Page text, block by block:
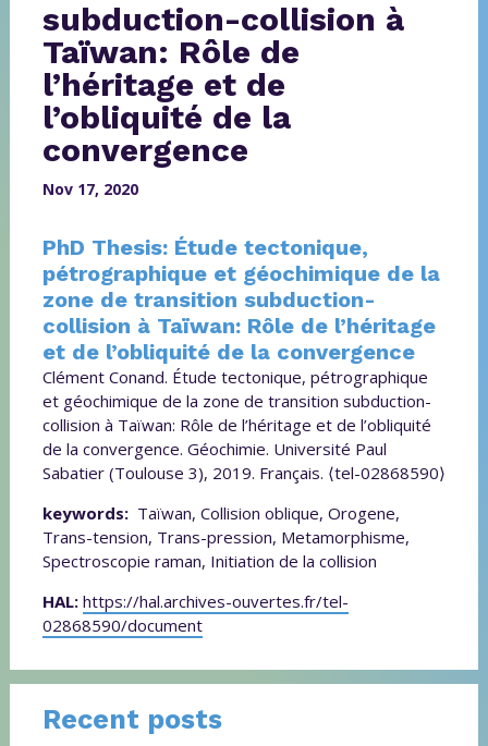
subduction-collision à
Taïwan: Rôle de
l’héritage et de
l’obliquité de la
convergence
Nov 17, 2020
PhD Thesis: Étude tectonique,
pétrographique et géochimique de la
zone de transition subduction-
collision à Taïwan: Rôle de l’héritage
et de l’obliquité de la convergence
Clément Conand. Étude tectonique, pétrographique
et géochimique de la zone de transition subduction-
collision à Taïwan: Rôle de l’héritage et de l’obliquité
de la convergence. Géochimie. Université Paul
Sabatier (Toulouse 3), 2019. Français. ⟨tel-02868590⟩
keywords:Taïwan, Collision oblique, Orogene,
Trans-tension, Trans-pression, Metamorphisme,
Spectroscopie raman, Initiation de la collision
HAL: https://hal.archives-ouvertes.fr/tel-
02868590/document
Recent posts